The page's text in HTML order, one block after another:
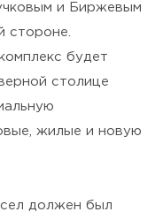
и Биржевым
стороне.
будет
столице
жилые и новую
должен был